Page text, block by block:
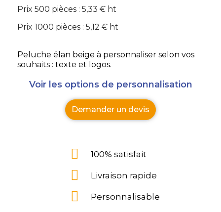
Prix 500 pièces : 5,33 € ht
Prix 1000 pièces : 5,12 € ht
Peluche élan beige à personnaliser selon vos
souhaits : texte et logos.
Voir les options de personnalisation
Demander un devis
100% satisfait
Livraison rapide
Personnalisable